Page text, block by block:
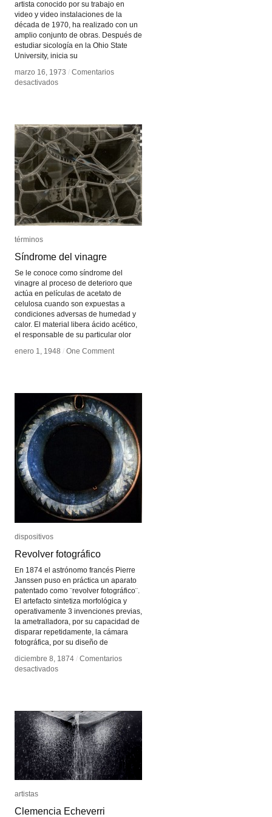
artista conocido por su trabajo en
video y video instalaciones de la
década de 1970, ha realizado con un
amplio conjunto de obras. Después de
estudiar sicología en la Ohio State
University, inicia su
marzo 16, 1973 / Comentarios
desactivadosen
marzo 16, 1973 / Comentarios
desactivadosen
términos
Síndrome del vinagre
Se le conoce como síndrome del
vinagre al proceso de deterioro que
actúa en películas de acetato de
celulosa cuando son expuestas a
condiciones adversas de humedad y
calor. El material libera ácido acético,
el responsable de su particular olor
enero 1, 1948 / One Comment
términos
Síndrome del vinagre
enero 1, 1948 / One Comment
dispositivos
Revolver fotográfico
En 1874 el astrónomo francés Pierre
Janssen puso en práctica un aparato
patentado como ¨revolver fotográfico¨.
El artefacto sintetiza morfológica y
operativamente 3 invenciones previas,
la ametralladora, por su capacidad de
disparar repetidamente, la cámara
fotográfica, por su diseño de
diciembre 8, 1874 / Comentarios
desactivadosen
dispositivos
Revolver fotográfico
diciembre 8, 1874 / Comentarios
desactivadosen
artistas
Clemencia Echeverri
artistas
Clemencia Echeverri